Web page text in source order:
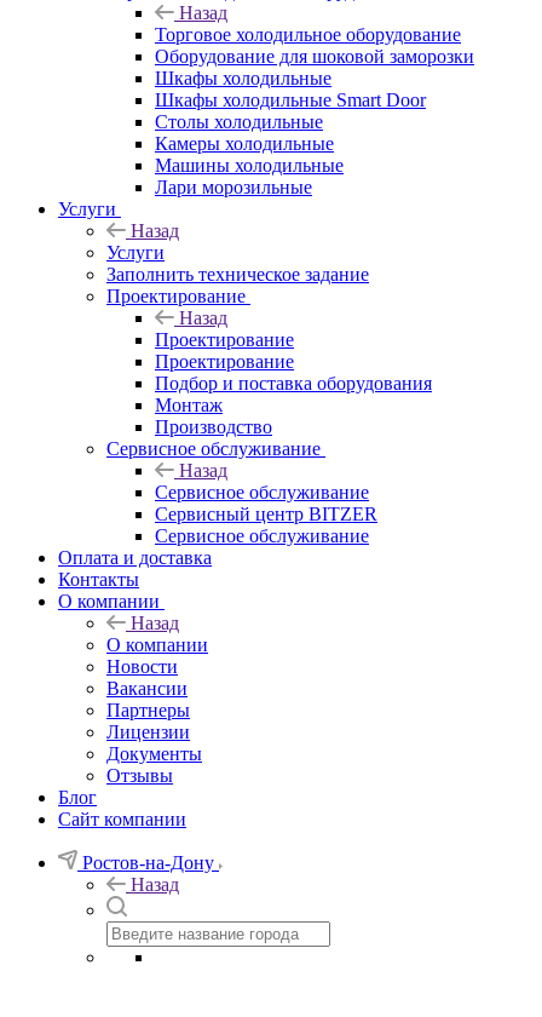
Назад
Торговое холодильное оборудование
Оборудование для шоковой заморозки
Шкафы холодильные
Шкафы холодильные Smart Door
Столы холодильные
Камеры холодильные
Машины холодильные
Лари морозильные
Услуги
Назад
Услуги
Заполнить техническое задание
Проектирование
Назад
Проектирование
Проектирование
Подбор и поставка оборудования
Монтаж
Производство
Сервисное обслуживание
Назад
Сервисное обслуживание
Сервисный центр BITZER
Сервисное обслуживание
Оплата и доставка
Контакты
О компании
Назад
О компании
Новости
Вакансии
Партнеры
Лицензии
Документы
Отзывы
Блог
Сайт компании
Ростов-на-Дону
Назад